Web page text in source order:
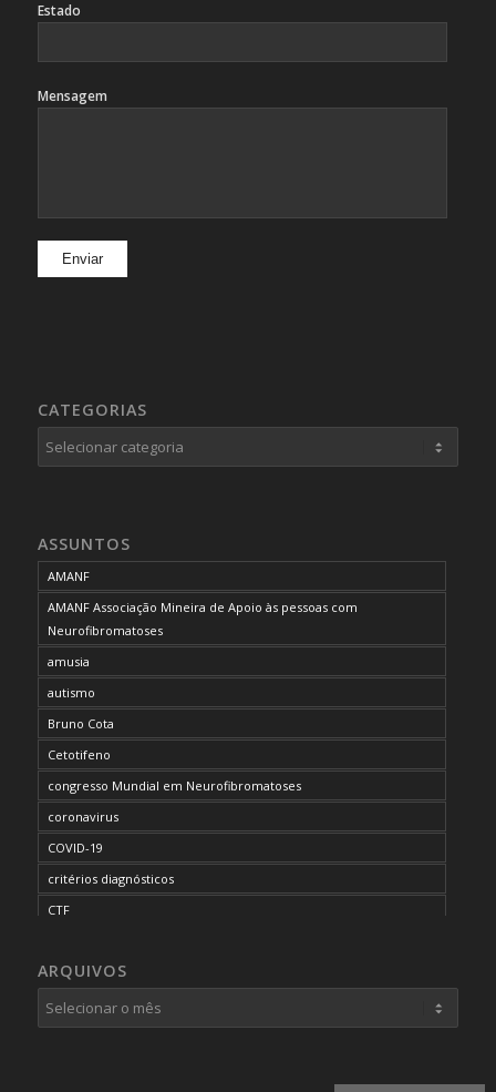
Estado
Mensagem
CATEGORIAS
Categorias
ASSUNTOS
AMANF
AMANF Associação Mineira de Apoio às pessoas com
Neurofibromatoses
amusia
autismo
Bruno Cota
Cetotifeno
congresso Mundial em Neurofibromatoses
coronavirus
COVID-19
critérios diagnósticos
CTF
desordem do processamento auditivo
diagnóstico
ARQUIVOS